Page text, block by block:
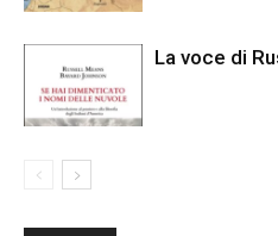
La voce di